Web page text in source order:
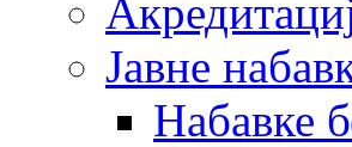
Јавне
Набавке